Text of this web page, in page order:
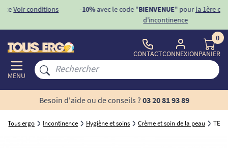
-10%avec le code "BIENVENUE" pourla 1ère commande
MENU
CONTACTCONNEXION
0
PANIER
Besoin d'aide ou de conseils ? 03 20 81 93 89
Tous ergo Incontinence Hygiène et soins Crème et soin de la peau